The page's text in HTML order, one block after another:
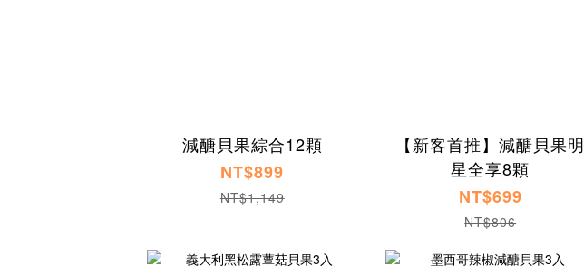
減醣貝果綜合12顆
NT$899
NT$1,149
【新客首推】減醣貝果明
星全享8顆
NT$699
NT$806